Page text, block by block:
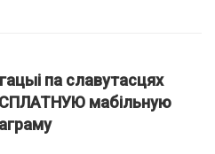
па славутасцях
мабільную